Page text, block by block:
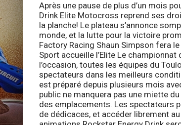
Après une pause de plus d’un mois
Drink Elite Motocross reprend ses
la planche! Le plateau s’annonce
monde, et la lutte pour la victoire
Factory Racing Shaun Simpson fera
Sport accueille l’Elite Le championnat
l’occasion, toutes les équipes du
spectateurs dans les meilleurs
est préparé depuis plusieurs mois
public ne manquera pas une miette
des emplacements. Les spectateurs
de dédicaces, et accéder librement